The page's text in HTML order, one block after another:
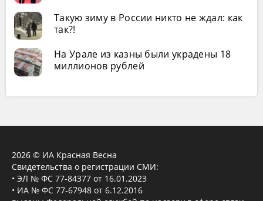
Такую зиму в России никто не ждал: как
так?!
На Урале из казны были украдены 18
миллионов рублей
2026 © ИА Красная Весна
Свидетельства о регистрации СМИ:
• ЭЛ № ФС 77-84377 от 16.01.2023
• ИА № ФС 77-67948 от 6.12.2016